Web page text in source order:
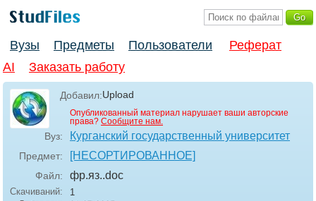
Вузы Предметы Пользователи
Реферат
AI
Заказать работу
Добавил:Upload
Опубликованный материал нарушает ваши авторские
права? Сообщите нам.
Вуз: Курганский государственный университет
Предмет: [НЕСОРТИРОВАННОЕ]
Файл: фр.яз..doc
Скачиваний:
1